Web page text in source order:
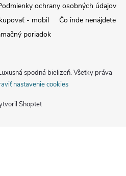
ochrany osobných údajov
- mobil
Čo inde nenájdete
poriadok
Shoptet
spodná bielizeň. Všetky práva
nastavenie cookies